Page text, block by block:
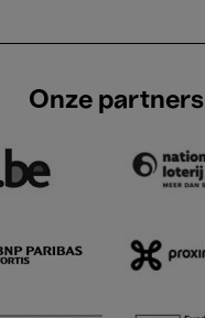
Onze partners